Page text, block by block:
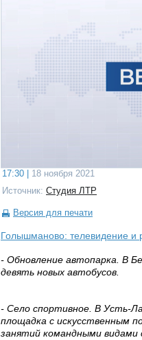
17:30 |
18 ноября 2021
Источник: Студия ЛТР
Версия для печати
Голышманово: телевидение и
- Обновление автопарка. В
девять новых автобусов.
- Село спортивное. В Усть-
площадка с искусственным
занятий командными видами